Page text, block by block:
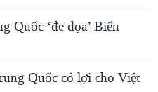
Quốc ‘đe dọa’ Biển
Quốc có lợi cho Việt